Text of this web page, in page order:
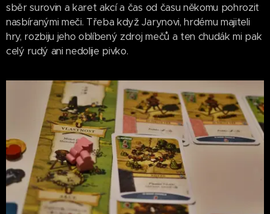
sběr surovin a karet akcí a čas od času někomu pohrozit
nasbíranými meči. Třeba když Jarynovi, hrdému majiteli
hry, rozbiju jeho oblíbený zdroj mečů a ten chudák mi pak
celý rudý ani nedolije pivko.